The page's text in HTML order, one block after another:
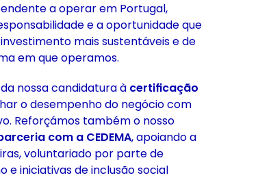
a operar em Portugal,
e a oportunidade que
mais sustentáveis e de
em que operamos.
nossa candidatura à certificação
o desempenho do negócio com
Reforçámos também o nosso
com a CEDEMA, apoiando a
voluntariado por parte de
e iniciativas de inclusão social